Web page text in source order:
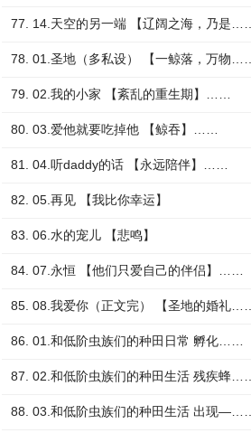
77. 14.天空的另一端 【辽阔之海，乃是……
78. 01.圣地（多私设） 【一鲸落，万物……
79. 02.我的小家 【紊乱的重生期】……
80. 03.爱他就要吃掉他 【鲸吞】……
81. 04.听daddy的话 【永远陪伴】……
82. 05.再见 【我比你幸运】
83. 06.水的宠儿 【悲鸣】
84. 07.永恒 【他们只爱自己的伴侣】……
85. 08.我爱你（正文完） 【圣地的婚礼……
86. 01.和低阶虫族们的种田日常 孵化……
87. 02.和低阶虫族们的种田生活 残疾蜂……
88. 03.和低阶虫族们的种田生活 出现—……